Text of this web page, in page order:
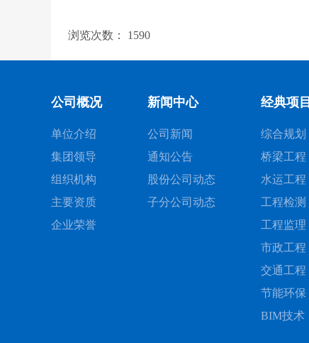
浏览次数： 1590
公司概况
单位介绍
集团领导
组织机构
主要资质
企业荣誉
新闻中心
公司新闻
通知公告
股份公司动态
子分公司动态
经典项目
综合规划
桥梁工程
水运工程
工程检测
工程监理
市政工程
交通工程
节能环保
BIM技术